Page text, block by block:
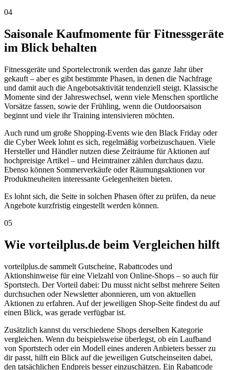
04
Saisonale Kaufmomente für Fitnessgeräte
im Blick behalten
Fitnessgeräte und Sportelectronik werden das ganze Jahr über
gekauft – aber es gibt bestimmte Phasen, in denen die Nachfrage
und damit auch die Angebotsaktivität tendenziell steigt. Klassische
Momente sind der Jahreswechsel, wenn viele Menschen sportliche
Vorsätze fassen, sowie der Frühling, wenn die Outdoorsaison
beginnt und viele ihr Training intensivieren möchten.
Auch rund um große Shopping-Events wie den Black Friday oder
die Cyber Week lohnt es sich, regelmäßig vorbeizuschauen. Viele
Hersteller und Händler nutzen diese Zeiträume für Aktionen auf
hochpreisige Artikel – und Heimtrainer zählen durchaus dazu.
Ebenso können Sommerverkäufe oder Räumungsaktionen vor
Produktneuheiten interessante Gelegenheiten bieten.
Es lohnt sich, die Seite in solchen Phasen öfter zu prüfen, da neue
Angebote kurzfristig eingestellt werden können.
05
Wie vorteilplus.de beim Vergleichen hilft
vorteilplus.de sammelt Gutscheine, Rabattcodes und
Aktionshinweise für eine Vielzahl von Online-Shops – so auch für
Sportstech. Der Vorteil dabei: Du musst nicht selbst mehrere Seiten
durchsuchen oder Newsletter abonnieren, um von aktuellen
Aktionen zu erfahren. Auf der jeweiligen Shop-Seite findest du auf
einen Blick, was gerade verfügbar ist.
Zusätzlich kannst du verschiedene Shops derselben Kategorie
vergleichen. Wenn du beispielsweise überlegst, ob ein Laufband
von Sportstech oder ein Modell eines anderen Anbieters besser zu
dir passt, hilft ein Blick auf die jeweiligen Gutscheinseiten dabei,
den tatsächlichen Endpreis besser einzuschätzen. Ein Rabattcode